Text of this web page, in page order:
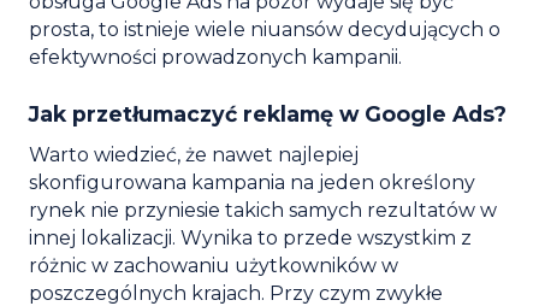
prosta, to istnieje wiele niuansów decydujących o
efektywności prowadzonych kampanii.
Jak przetłumaczyć reklamę w Google Ads?
Warto wiedzieć, że nawet najlepiej
skonfigurowana kampania na jeden określony
rynek nie przyniesie takich samych rezultatów w
innej lokalizacji. Wynika to przede wszystkim z
różnic w zachowaniu użytkowników w
poszczególnych krajach. Przy czym zwykłe